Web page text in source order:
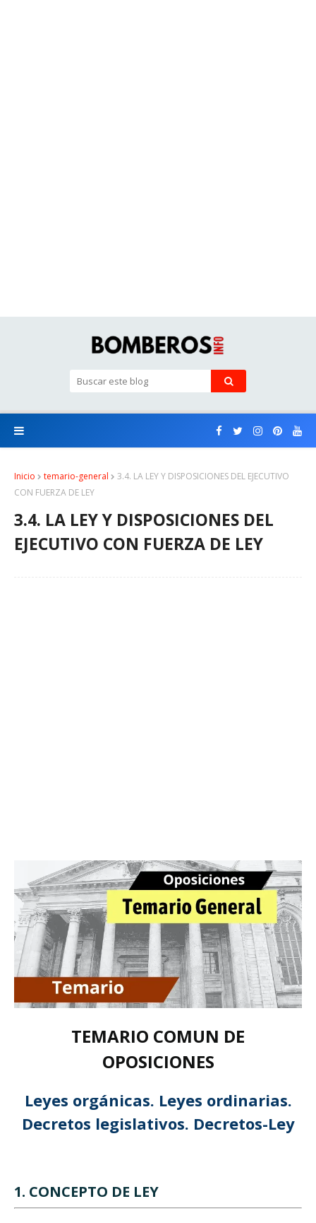
Inicio temario-general
3.4. LA LEY Y DISPOSICIONES DEL EJECUTIVO
CON FUERZA DE LEY
3.4. LA LEY Y DISPOSICIONES DEL
EJECUTIVO CON FUERZA DE LEY
TEMARIO COMUN DE
OPOSICIONES
Leyes orgánicas. Leyes ordinarias.
Decretos legislativos. Decretos-Ley
1. CONCEPTO DE LEY